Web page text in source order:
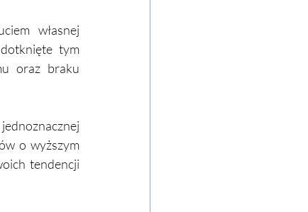
własnej
tym
oraz braku
o wyższym
tendencji